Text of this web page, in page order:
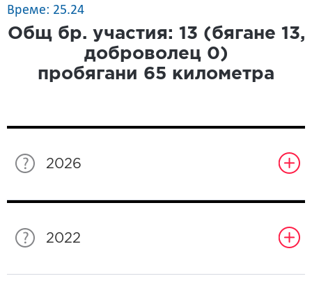
Време: 25.24
Общ бр. участия: 13 (бягане 13,
доброволец 0)
пробягани 65 километра
2026
2022